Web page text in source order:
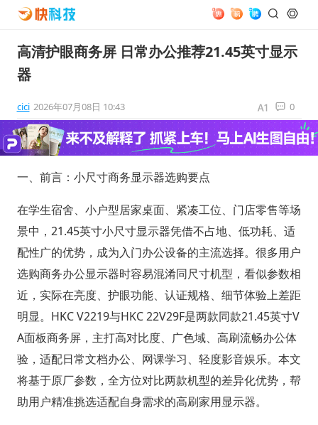
高清护眼商务屏 日常办公推荐21.45英寸显示
器
cici 2026年07月08日 10:43 0
一、前言：小尺寸商务显示器选购要点
在学生宿舍、小户型居家桌面、紧凑工位、门店零售等场
景中，21.45英寸小尺寸显示器凭借不占地、低功耗、适
配性广的优势，成为入门办公设备的主流选择。很多用户
选购商务办公显示器时容易混淆同尺寸机型，看似参数相
近，实际在亮度、护眼功能、认证规格、细节体验上差距
明显。HKC V2219与HKC 22V29F是两款同款21.45英寸V
A面板商务屏，主打高对比度、广色域、高刷流畅办公体
验，适配日常文档办公、网课学习、轻度影音娱乐。本文
将基于原厂参数，全方位对比两款机型的差异化优势，帮
助用户精准挑选适配自身需求的高刷家用显示器。